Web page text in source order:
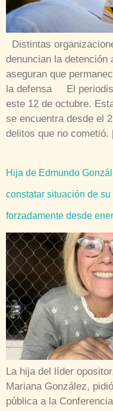
Distintas
denuncian la
aseguran que
la defensa El
este 12 de octubre.
se encuentra desde el
delitos que no
Hija de Edmundo
constatar situación de
forzadamente desde
La hija del líder
Mariana González,
pública a la